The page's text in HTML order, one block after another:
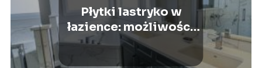
Płytki lastryko w
łazience: możliwości
zastosowania i zalety